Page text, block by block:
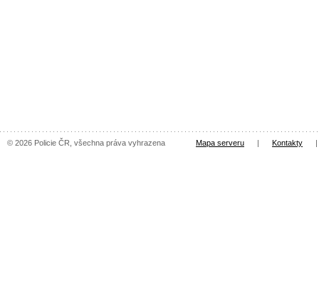
© 2026 Policie ČR, všechna práva vyhrazena Mapa serveru | Kontakty |